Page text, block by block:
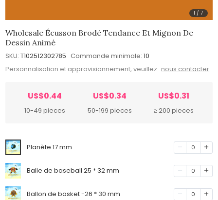
1 /7
Wholesale Écusson Brodé Tendance Et Mignon De
Dessin Animé
SKU: T102512302785 Commande minimale: 10
Personnalisation et approvisionnement, veuillez nous contacter
US$0.44
10-49 pieces
US$0.34
50-199 pieces
US$0.31
≥ 200 pieces
Planète 17 mm 0
Balle de baseball 25 * 32 mm 0
Ballon de basket -26 * 30 mm 0